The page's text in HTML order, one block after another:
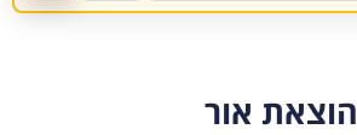
הוצאת אור